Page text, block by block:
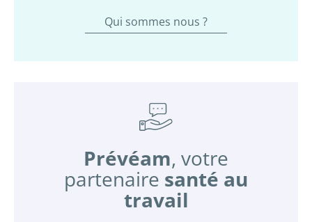
Qui sommes nous ?
Prévéam, votre
partenaire santé au
travail